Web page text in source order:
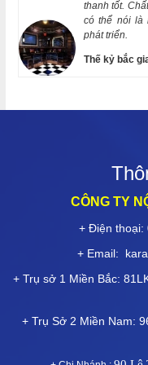
Thi công
năm 2024
Chi phí tổng
thanh tốt.
có thể nói là
phát triển.
Thế kỷ bắc
CÔNG TY
+ Điện thoại:
+ Email:
+ Trụ sở 1 Miền Bắc:
+ Trụ Sở 2 Miền Nam: